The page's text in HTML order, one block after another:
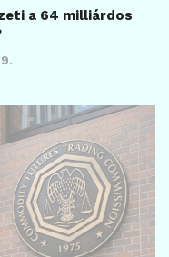
a 64 milliárdos